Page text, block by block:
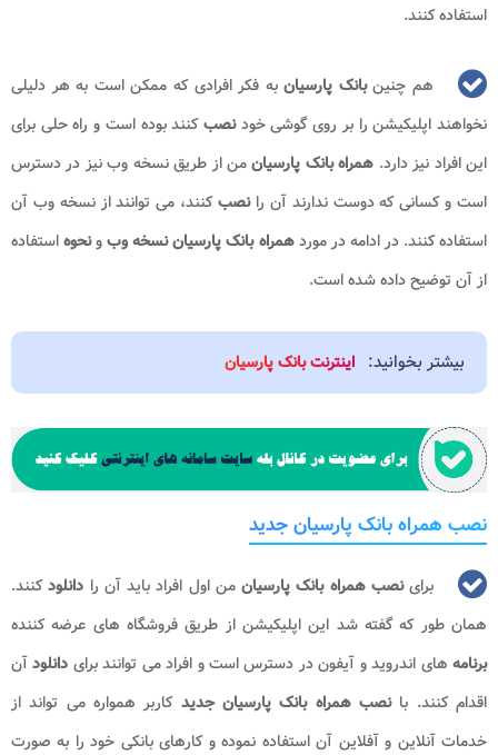
استفاده کنند.
هم چنینبانک پارسیانبه فکر افرادی که ممکن است به هر دلیلی
نخواهند اپلیکیشن را بر روی گوشی خودنصبکنند بوده است و راه حلی برای
این افراد نیز دارد. همراه بانک پارسیانمن از طریق نسخه وب نیز در دسترس
است و کسانی که دوست ندارند آن رانصبکنند، می توانند از نسخه وب آن
استفاده کنند. در ادامه در موردهمراه بانک پارسیان نسخه وبونحوهاستفاده
از آن توضیح داده شده است.
بیشتر بخوانید: اینترنت بانک پارسیان
نصب همراه بانک پارسیان جدید
براینصب همراه بانک پارسیانمن اول افراد باید آن را دانلودکنند.
همان طور که گفته شد این اپلیکیشن از طریق فروشگاه های عرضه کننده
برنامه های اندروید و آیفون در دسترس است و افراد می توانند برای دانلودآن
اقدام کنند. بانصب همراه بانک پارسیان جدیدکاربر همواره می تواند از
خدمات آنلاین و آفلاین آن استفاده نموده و کارهای بانکی خود را به صورت